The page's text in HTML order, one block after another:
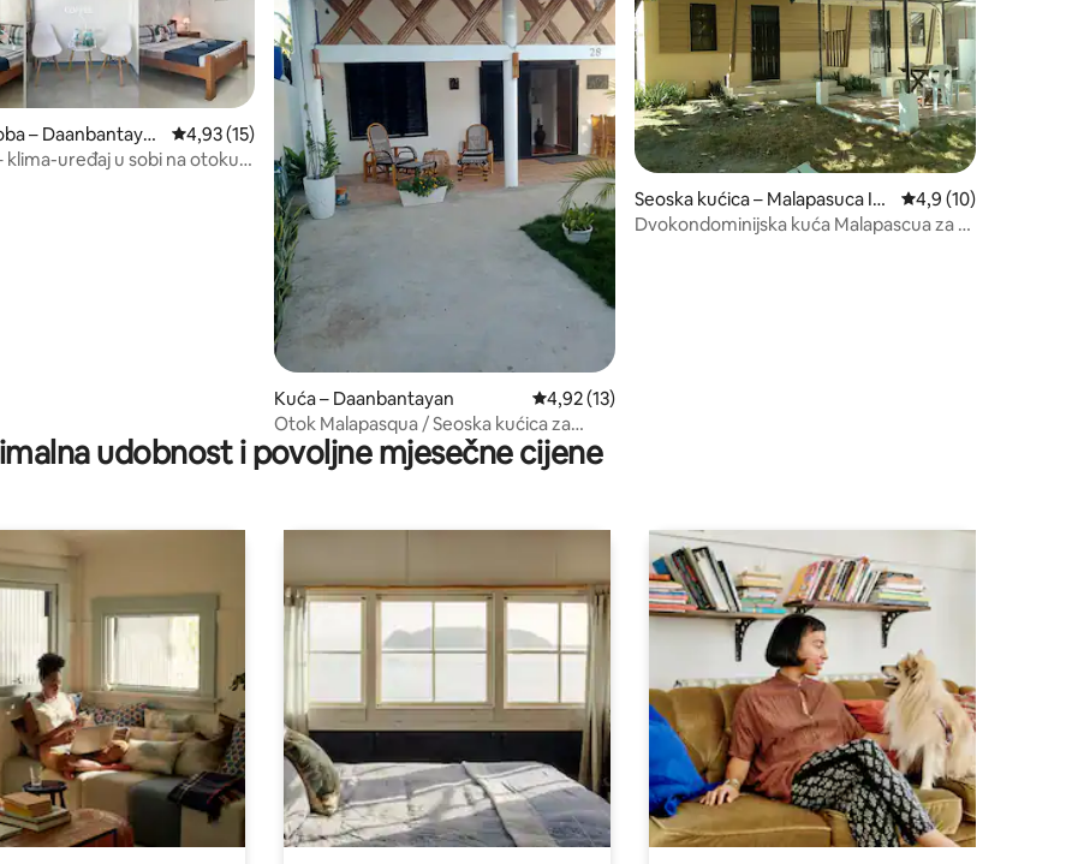
recenzija: 64
– Daanbantaya
Prosječna ocjena: 4,93/5, recenzija: 15
4,93 (15)
klima-uređaj u sobi na otoku
Kuća – Daanbantayan Prosječna ocjena: 4,92/5, recenzija: 13
4,92 (13)
Otok Malapasqua / Seoska kućica za
odmor
Seoska kućica – Malapasuca Isl
and
Prosječna ocjena:
4,9 (10)
Dvokondominijska kuća Malapascua za 10
udobnost i povoljne mjesečne cijene